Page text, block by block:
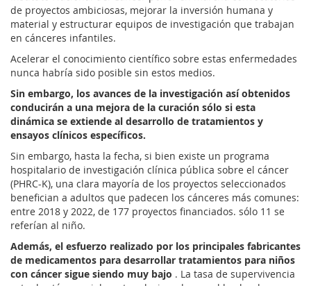
de proyectos ambiciosas, mejorar la inversión humana y
material y estructurar equipos de investigación que trabajan
en cánceres infantiles.
Acelerar el conocimiento científico sobre estas enfermedades
nunca habría sido posible sin estos medios.
Sin embargo, los avances de la investigación así obtenidos
conducirán a una mejora de la curación sólo si esta
dinámica se extiende al desarrollo de tratamientos y
ensayos clínicos específicos.
Sin embargo, hasta la fecha, si bien existe un programa
hospitalario de investigación clínica pública sobre el cáncer
(PHRC-K), una clara mayoría de los proyectos seleccionados
benefician a adultos que padecen los cánceres más comunes:
entre 2018 y 2022, de 177 proyectos financiados. sólo 11 se
referían al niño.
Además, el esfuerzo realizado por los principales fabricantes
de medicamentos para desarrollar tratamientos para niños
con cáncer sigue siendo muy bajo . La tasa de supervivencia